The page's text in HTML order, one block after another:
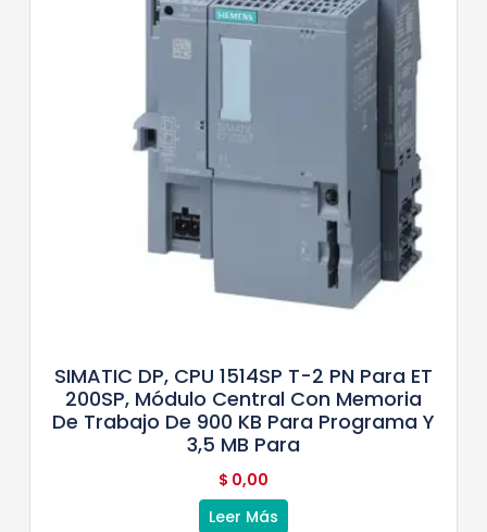
SIMATIC DP, CPU 1514SP T-2 PN Para ET
200SP, Módulo Central Con Memoria
De Trabajo De 900 KB Para Programa Y
3,5 MB Para
$ 0,00
Leer Más